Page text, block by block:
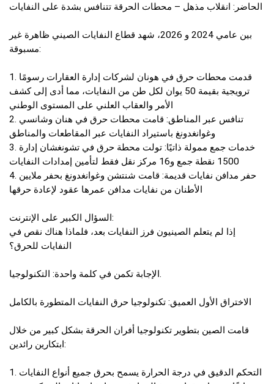
الحاضر: انقلاب مذهل – محطات الحرقة تتنافس بشدة على النفايات
بين عامي 2024 و 2026، شهد قطاع النفايات الصيني ظاهرة غير
مسبوقة:
1. قدمت محطات حرق في هونان لشركات إدارة العقارات رسومًا
ترويجية بقيمة 50 يوان لكل طن من النفايات، مما أدى إلى كشف
الأمر والعقاب العلني على المستوى الوطني
2. تنافس عبر المناطق: قامت محطات حرق في هنان وشانسي
وغوانغدونغ باستيراد النفايات عبر المقاطعات والمناطق
3. خدمات جمع ممولة ذاتيًا: تولت محطة حرق في تشونغشان إدارة
1500 نقطة جمع و16 مركز نقل فقط لتأمين إمدادات النفايات
4. حفر مدافن نفايات قديمة: قامت شنتشن وغوانغدونغ بحفر ملايين
الأطنان من نفايات مدافن عمرها عقود لإعادة حرقها
السؤال الكبير على الإنترنت:
إذا لم يتعلم الصينيون فرز النفايات بعد، فلماذا هناك نقص في
النفايات للحرق؟
الإجابة تكمن في كلمة واحدة: التكنولوجيا.
الاختراق الأول العميق: تكنولوجيا حرق النفايات المتطورة بالكامل
قامت الصين بتطوير تكنولوجيا أفران الحرقة بشكل كبير من خلال
ابتكارين رائدين:
1. التحكم الدقيق في درجة الحرارة يسمح بحرق جميع أنواع النفايات